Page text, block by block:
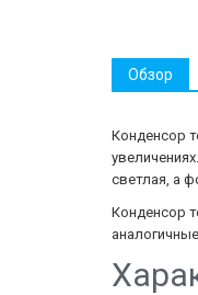
Обзор
Конденсор
светлая, а
Конденсор